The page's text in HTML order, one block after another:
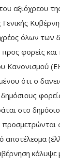
αξιόχρεου
όλων των
φορείς
Κανονισμού
ότι ο
στο δημόσιο
προσμετρώνται
αποτέλεσμα
κάλυψε